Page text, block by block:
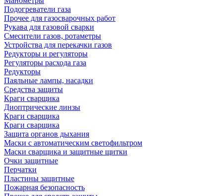
Подогреватели газа
Прочее для газосварочных работ
Рукава для газовой сварки
Смесители газов, ротаметры
Устройства для перекачки газов
Редукторы и регуляторы
Регуляторы расхода газа
Редукторы
Паяльные лампы, насадки
Средства защиты
Краги сварщика
Диоптрические линзы
Краги сварщика
Краги сварщика
Защита органов дыхания
Маски с автоматическим светофильтром
Маски сварщика и защитные щитки
Очки защитные
Перчатки
Пластины защитные
Пожарная безопасность